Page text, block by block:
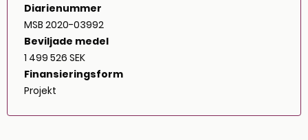
Diarienummer
MSB 2020-03992
Beviljade medel
1 499 526 SEK
Finansieringsform
Projekt